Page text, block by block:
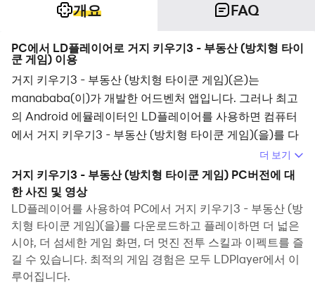
개요 FAQ
PC에서 LD플레이어로 거지 키우기3 - 부동산 (방치형 타이
쿤 게임) 이용
거지 키우기3 - 부동산 (방치형 타이쿤 게임)(은)는
manababa(이)가 개발한 어드벤처 앱입니다. 그러나 최고
의 Android 에뮬레이터인 LD플레이어를 사용하면 컴퓨터
에서 거지 키우기3 - 부동산 (방치형 타이쿤 게임)(을)를 다
컴퓨터에서 거지 키우기3 - 부동산 (방치형 타이쿤 게임)
(을)를 실행하면 보다 큰 화면에서 이용할 수 있으며, 마우스
와 키보드로 앱을 이용하는 것이 화면을 터치하는 것보다 훨
씬 빠릅니다. 동시에 기기의 배터리 문제에 대해 걱정할 필
요가 없습니다.
다중 인스턴스 및 멀티 컨트롤 기능을 통해 컴퓨터에서 여러
더 보기
거지 키우기3 - 부동산 (방치형 타이쿤 게임) PC버전에 대
한 사진 및 영상
LD플레이어를 사용하여 PC에서 거지 키우기3 - 부동산 (방
치형 타이쿤 게임)(을)를 다운로드하고 플레이하면 더 넓은
시야, 더 섬세한 게임 화면, 더 멋진 전투 스킬과 이펙트를 즐
길 수 있습니다. 최적의 게임 경험은 모두 LDPlayer에서 이
루어집니다.